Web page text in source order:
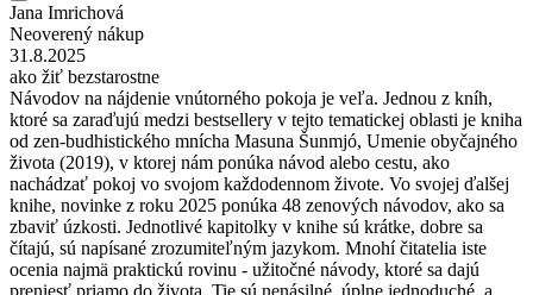
Jana Imrichová
Neoverený nákup
31.8.2025
ako žiť bezstarostne
Návodov na nájdenie vnútorného pokoja je veľa. Jednou z kníh,
ktoré sa zaraďujú medzi bestsellery v tejto tematickej oblasti je kniha
od zen-budhistického mnícha Masuna Šunmjó, Umenie obyčajného
života (2019), v ktorej nám ponúka návod alebo cestu, ako
nachádzať pokoj vo svojom každodennom živote. Vo svojej ďalšej
knihe, novinke z roku 2025 ponúka 48 zenových návodov, ako sa
zbaviť úzkosti. Jednotlivé kapitolky v knihe sú krátke, dobre sa
čítajú, sú napísané zrozumiteľným jazykom. Mnohí čitatelia iste
ocenia najmä praktickú rovinu - užitočné návody, ktoré sa dajú
preniesť priamo do života. Tie sú nenásilné, úplne jednoduché, a